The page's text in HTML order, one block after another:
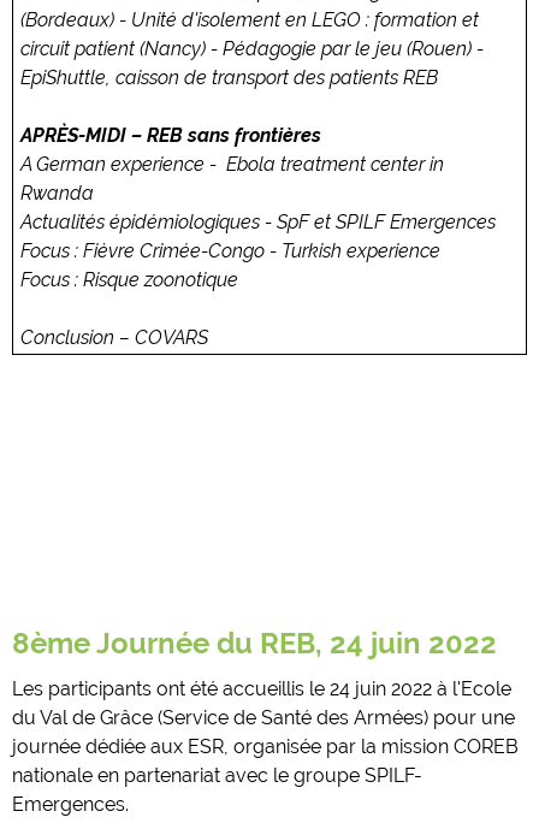
(Bordeaux) - Unité d'isolement en LEGO : formation et
circuit patient (Nancy) - Pédagogie par le jeu (Rouen) -
EpiShuttle, caisson de transport des patients REB
APRÈS-MIDI – REB sans frontières
A German experience - Ebola treatment center in
Rwanda
Actualités épidémiologiques - SpF et SPILF Emergences
Focus : Fièvre Crimée-Congo - Turkish experience
Focus : Risque zoonotique
Conclusion – COVARS
8ème Journée du REB, 24 juin 2022
Les participants ont été accueillis le 24 juin 2022 à l'Ecole
du Val de Grâce (Service de Santé des Armées) pour une
journée dédiée aux ESR, organisée par la mission COREB
nationale en partenariat avec le groupe SPILF-
Emergences.